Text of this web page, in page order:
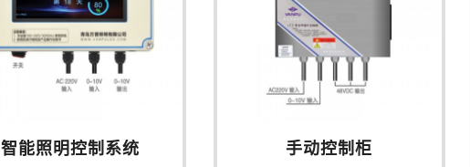
智能照明控制系统 手动控制柜